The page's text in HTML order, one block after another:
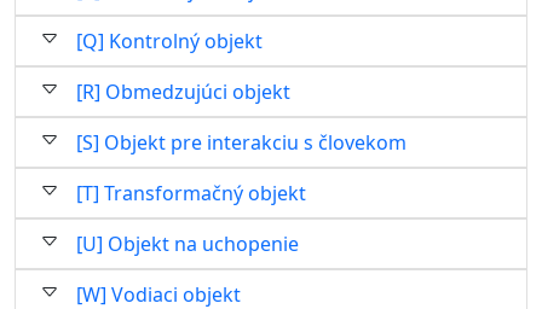
[Q] Kontrolný objekt
[R] Obmedzujúci objekt
[S] Objekt pre interakciu s človekom
[T] Transformačný objekt
[U] Objekt na uchopenie
[W] Vodiaci objekt